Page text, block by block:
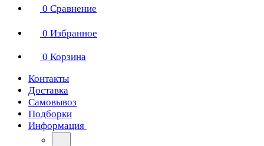
0 Сравнение
0 Избранное
0 Корзина
Контакты
Доставка
Самовывоз
Подборки
Информация